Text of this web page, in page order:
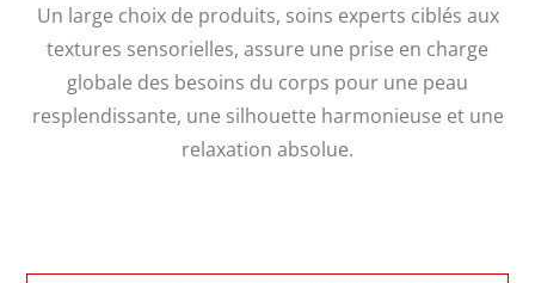
Un large choix de produits, soins experts ciblés aux
textures sensorielles, assure une prise en charge
globale des besoins du corps pour une peau
resplendissante, une silhouette harmonieuse et une
relaxation absolue.